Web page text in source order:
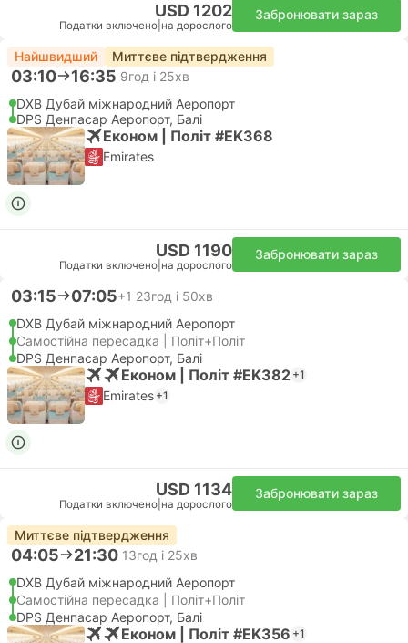
USD 1202
Податки включено на дорослого
Забронювати зараз
Найшвидший Миттєве підтвердження
03:10 16:35 9год і 25хв
DXB Дубай міжнародний Аеропорт
DPS Денпасар Аеропорт, Балі
Економ | Політ #EK368
Emirates
USD 1190
Податки включено на дорослого
Забронювати зараз
03:15 07:05+1 23год і 50хв
DXB Дубай міжнародний Аеропорт
Самостійна пересадка | Політ+Політ
DPS Денпасар Аеропорт, Балі
Економ | Політ #EK382 +1
Emirates +1
USD 1134
Податки включено на дорослого
Забронювати зараз
Миттєве підтвердження
04:05 21:30 13год і 25хв
DXB Дубай міжнародний Аеропорт
Самостійна пересадка | Політ+Політ
DPS Денпасар Аеропорт, Балі
Економ | Політ #EK356 +1